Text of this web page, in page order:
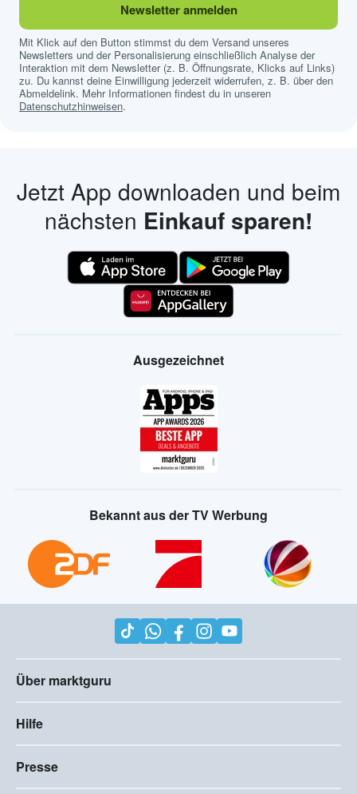
Newsletter anmelden
Mit Klick auf den Button stimmst du dem Versand unseres
Newsletters und der Personalisierung einschließlich Analyse der
Interaktion mit dem Newsletter (z. B. Öffnungsrate, Klicks auf Links)
zu. Du kannst deine Einwilligung jederzeit widerrufen, z. B. über den
Abmeldelink. Mehr Informationen findest du in unseren
Datenschutzhinweisen.
Jetzt App downloaden und beim
nächsten Einkauf sparen!
Ausgezeichnet
Bekannt aus der TV Werbung
Über marktguru
Hilfe
Presse